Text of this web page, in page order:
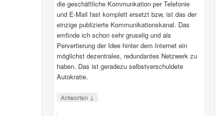
die geschäftliche Kommunkation per Telefonie
und E-Mail fast komplett ersetzt bzw, ist das der
einzige publizierte Kommunikationskanal. Das
emfinde ich schon sehr gruselig und als
Pervertierung der Idee hinter dem Internet ein
möglichst dezentrales, redundantes Netzwerk zu
haben. Das ist geradezu selbstverschuldete
Autokratie.
Antworten ↓